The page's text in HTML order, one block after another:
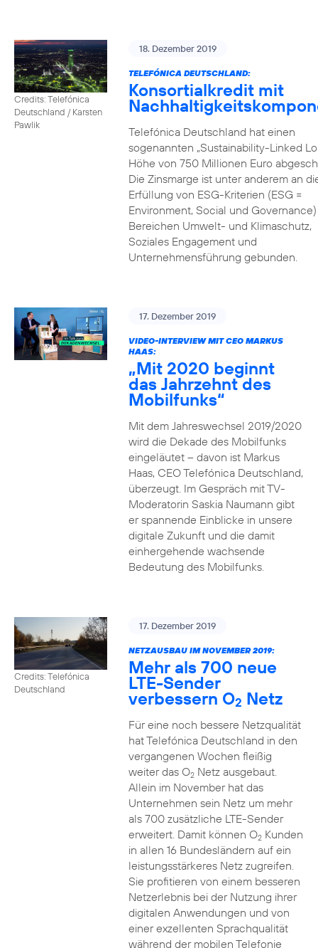
Credits: Telefónica
Deutschland / Karsten
Pawlik
18. Dezember 2019
TELEFÓNICA DEUTSCHLAND:
Konsortialkredit mit
Telefónica Deutschland hat einen
sogenannten „Sustainability-Linked
Höhe von 750 Millionen Euro
Die Zinsmarge ist unter anderem an
Erfüllung von ESG-Kriterien (ESG =
Environment, Social und
Bereichen Umwelt- und Klimaschutz,
Soziales Engagement und
Unternehmensführung gebunden.
17. Dezember 2019
VIDEO-INTERVIEW MIT CEO MARKUS
HAAS:
„Mit 2020 beginnt
das Jahrzehnt des
Mobilfunks“
Mit dem Jahreswechsel 2019/2020
wird die Dekade des Mobilfunks
eingeläutet – davon ist Markus
Haas, CEO Telefónica Deutschland,
überzeugt. Im Gespräch mit TV-
Moderatorin Saskia Naumann gibt
er spannende Einblicke in unsere
digitale Zukunft und die damit
einhergehende wachsende
Bedeutung des Mobilfunks.
Credits: Telefónica
Deutschland
17. Dezember 2019
NETZAUSBAU IM NOVEMBER 2019:
Mehr als 700 neue
LTE-Sender
verbessern O2 Netz
Für eine noch bessere Netzqualität
hat Telefónica Deutschland in den
vergangenen Wochen fleißig
weiter das O2Netz ausgebaut.
Allein im November hat das
Unternehmen sein Netz um mehr
als 700 zusätzliche LTE-Sender
erweitert. Damit können O2Kunden
in allen 16 Bundesländern auf ein
leistungsstärkeres Netz zugreifen.
Sie profitieren von einem besseren
Netzerlebnis bei der Nutzung ihrer
digitalen Anwendungen und von
einer exzellenten Sprachqualität
während der mobilen Telefonie